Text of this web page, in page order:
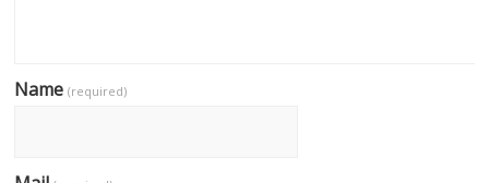
Name(required)